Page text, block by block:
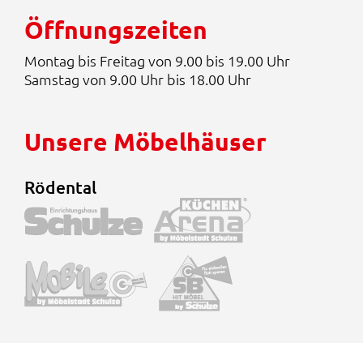
Öffnungszeiten
Montag bis Freitag von 9.00 bis 19.00 Uhr
Samstag von 9.00 Uhr bis 18.00 Uhr
Unsere Möbelhäuser
Rödental